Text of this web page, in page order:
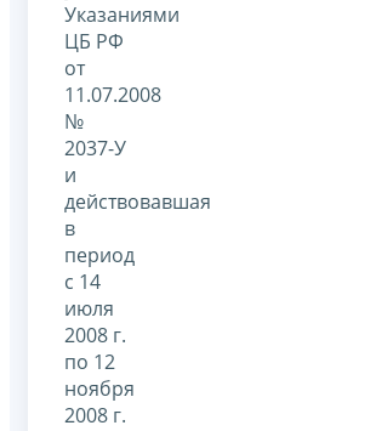
Указаниями
ЦБ РФ
от
11.07.2008
№
2037-У
и
действовавшая
в
период
с 14
июля
2008 г.
по 12
ноября
2008 г.